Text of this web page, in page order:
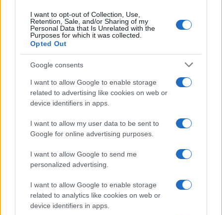
I want to opt-out of Collection, Use,
Retention, Sale, and/or Sharing of my
Personal Data that Is Unrelated with the
Purposes for which it was collected.
Opted Out
Google consents
I want to allow Google to enable storage
related to advertising like cookies on web or
device identifiers in apps.
I want to allow my user data to be sent to
Google for online advertising purposes.
I want to allow Google to send me
personalized advertising.
I want to allow Google to enable storage
related to analytics like cookies on web or
device identifiers in apps.
di cura e strutture di assistenza.La malattia causata
dalla SARS-CoV-2 colpisce gli anziani molto più
gravemente, in media, rispetto ai soggetti più giovani.
Ma risulta che tra coloro che sono anziani, i decessi
si concentrano ulteriormente tra coloro che vivono in
strutture di assistenza a lungo termine. Ciò ha
implicazioni sia per coloro che vivono in tali strutture
sia per quelli che non lo fanno”.
Insomma anche negli States il problema è più
legato alla sanità che alla malattia stessa così
come continua la ricerca:
“Il 42% delle morti per Covid-19 negli Stati Uniti sono
avvenute in case di cura e strutture assistenziali.